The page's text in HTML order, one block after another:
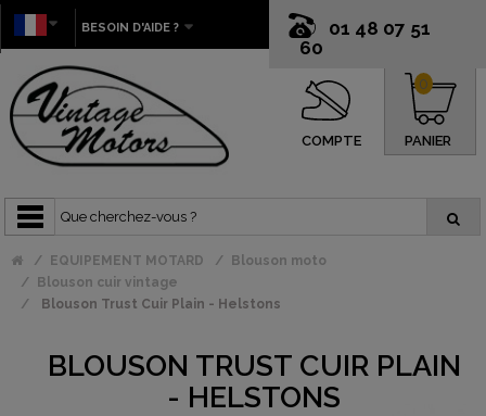
01 48 07 51
60
BESOIN D'AIDE ?
COMPTE PANIER
0
EQUIPEMENT MOTARD
Blouson moto
Blouson cuir vintage
Blouson Trust Cuir Plain - Helstons
BLOUSON TRUST CUIR PLAIN
- HELSTONS